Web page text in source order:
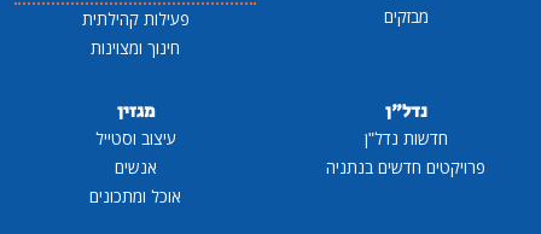
מבזקים
פעילות קהילתית
חינוך ומצוינות
נדל"ן
חדשות נדל"ן
פרויקטים חדשים בנתניה
מגזין
עיצוב וסטייל
אנשים
אוכל ומתכונים